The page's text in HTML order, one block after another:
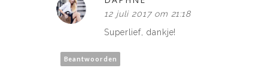
12 juli 2017 om 21:18
Superlief, dankje!
Beantwoorden